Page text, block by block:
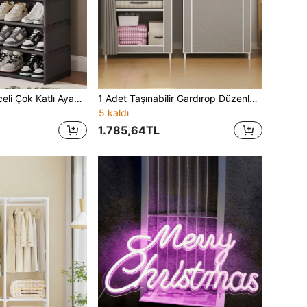
Perde ve Çekmeceli Çok Katlı Ayakkabılık, Büyük Kapasiteli Ayakkabı Dolabı, İç Mekan, Dış Mekan ve Ev Girişi İçin Uygun, İdeal Tatil Hediyesi, Noel Hediyesi ve Çocuk Hediyesi
1 Adet Taşınabilir Gardırop Düzenleyici, Toz Geçirmez Özellikli Çok Fonksiyonlu Moda Dolabı, Perdeli Ayaklı Sergileme ve Depolama Rafı, Yatak Odası ve Oturma Odası İçin Saklama Dolabı, Tatil Hediyesi, Noel Hediyesi, Çocuk Hediyesi, Yurt Odası
5 kaldı
1.785,64TL